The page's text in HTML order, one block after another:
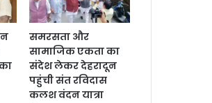
समरसता और
सामाजिक एकता का
संदेश लेकर देहरादून
पहुंची संत रविदास
कलश वंदन यात्रा